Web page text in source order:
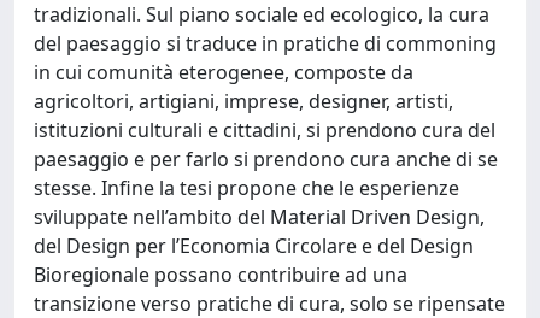
tradizionali. Sul piano sociale ed ecologico, la cura
del paesaggio si traduce in pratiche di commoning
in cui comunità eterogenee, composte da
agricoltori, artigiani, imprese, designer, artisti,
istituzioni culturali e cittadini, si prendono cura del
paesaggio e per farlo si prendono cura anche di se
stesse. Infine la tesi propone che le esperienze
sviluppate nell’ambito del Material Driven Design,
del Design per l’Economia Circolare e del Design
Bioregionale possano contribuire ad una
transizione verso pratiche di cura, solo se ripensate